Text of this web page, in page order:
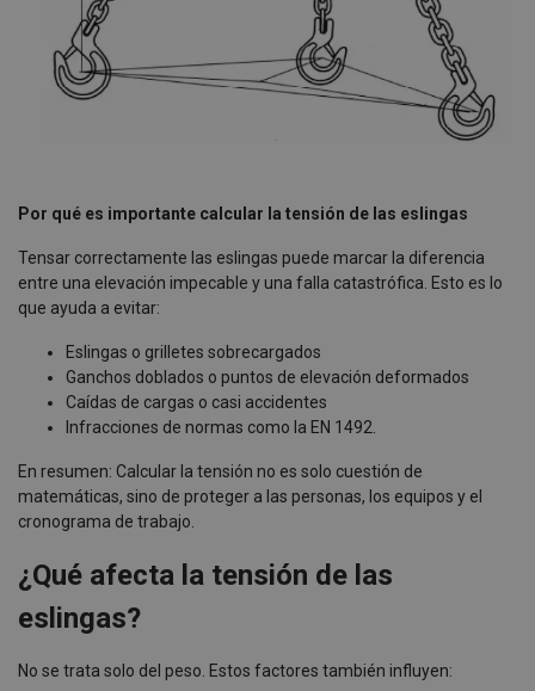
Por qué es importante calcular la tensión de las eslingas
Tensar correctamente las eslingas puede marcar la diferencia
entre una elevación impecable y una falla catastrófica. Esto es lo
que ayuda a evitar:
Eslingas o grilletes sobrecargados
Ganchos doblados o puntos de elevación deformados
Caídas de cargas o casi accidentes
Infracciones de normas como la EN 1492.
En resumen: Calcular la tensión no es solo cuestión de
matemáticas, sino de proteger a las personas, los equipos y el
cronograma de trabajo.
¿Qué afecta la tensión de las
eslingas?
No se trata solo del peso. Estos factores también influyen: